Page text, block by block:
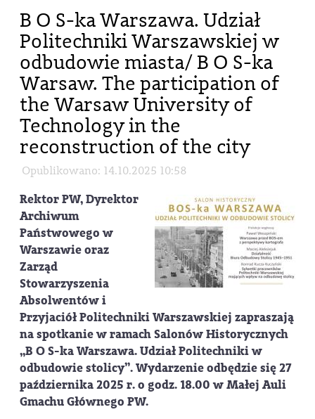
B O S-ka Warszawa. Udział
Politechniki Warszawskiej w
odbudowie miasta/ B O S-ka
Warsaw. The participation of
the Warsaw University of
Technology in the
reconstruction of the city
Opublikowano: 14.10.2025 10:58
Rektor PW, Dyrektor
Archiwum
Państwowego w
Warszawie oraz
Zarząd
Stowarzyszenia
Absolwentów i
Przyjaciół Politechniki Warszawskiej zapraszają
na spotkanie w ramach Salonów Historycznych
„B O S-ka Warszawa. Udział Politechniki w
odbudowie stolicy”. Wydarzenie odbędzie się 27
października 2025 r. o godz. 18.00 w Małej Auli
Gmachu Głównego PW.